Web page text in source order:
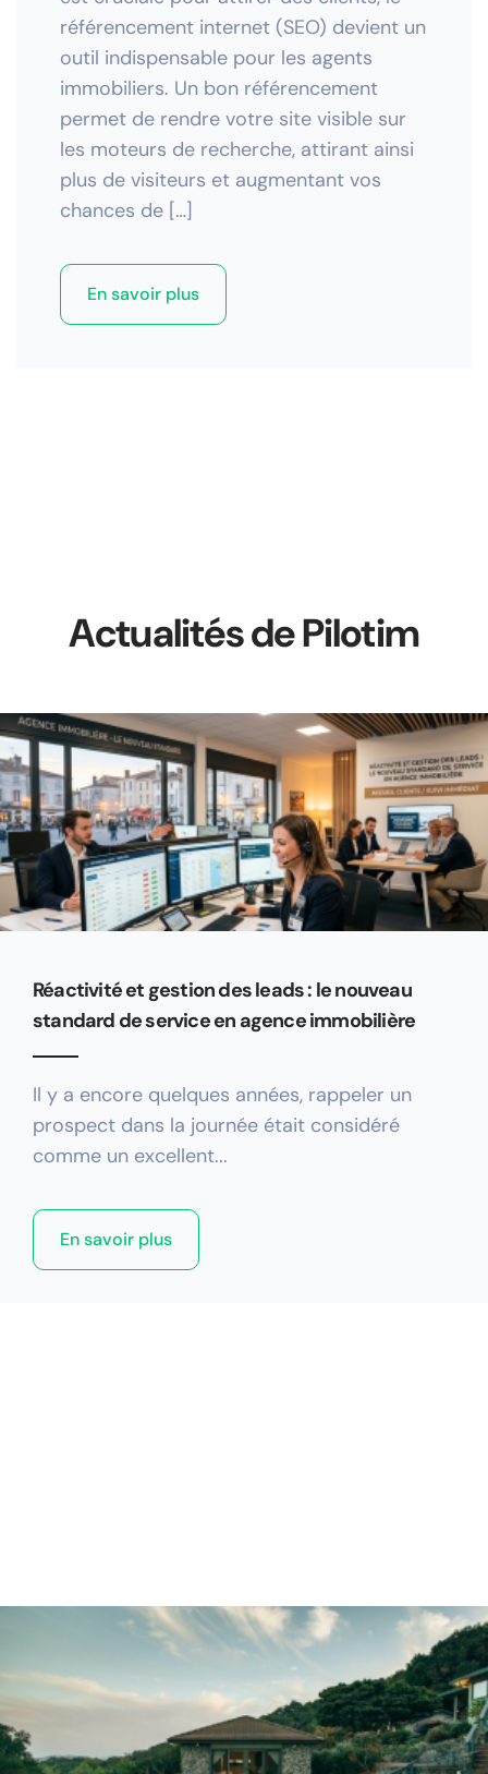
référencement internet (SEO) devient un
outil indispensable pour les agents
immobiliers. Un bon référencement
permet de rendre votre site visible sur
les moteurs de recherche, attirant ainsi
plus de visiteurs et augmentant vos
chances de […]
En savoir plus
Actualités de Pilotim
Réactivité et gestion des leads : le nouveau
standard de service en agence immobilière
Il y a encore quelques années, rappeler un
prospect dans la journée était considéré
comme un excellent...
En savoir plus